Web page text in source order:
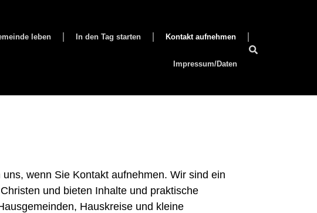
leben In den Tag starten Kontakt aufnehmen
Impressum/Daten
uns, wenn Sie Kontakt aufnehmen. Wir sind ein
und bieten Inhalte und praktische
Hauskreise und kleine